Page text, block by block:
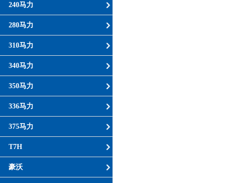
240马力
280马力
310马力
340马力
350马力
336马力
375马力
T7H
豪沃